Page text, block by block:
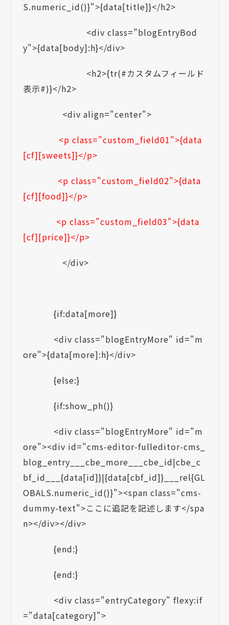
S.numeric_id()}">{data[title]}</h2>
<div class="blogEntryBod
y">{data[body]:h}</div>
<h2>{tr(#カスタムフィールド
表示#)}</h2>
<div align="center">
<p class="custom_field01">{data
[cf][sweets]}</p>
<p class="custom_field02">{data
[cf][food]}</p>
<p class="custom_field03">{data
[cf][price]}</p>
</div>
{if:data[more]}
<div class="blogEntryMore" id="m
ore">{data[more]:h}</div>
{else:}
{if:show_ph()}
<div class="blogEntryMore" id="m
ore"><div id="cms-editor-fulleditor-cms_
blog_entry___cbe_more___cbe_id|cbe_c
bf_id___{data[id]}|{data[cbf_id]}___rel{GL
OBALS.numeric_id()}"><span class="cms-
dummy-text">ここに追記を記述します</spa
n></div></div>
{end:}
{end:}
<div class="entryCategory" flexy:if
="data[category]">